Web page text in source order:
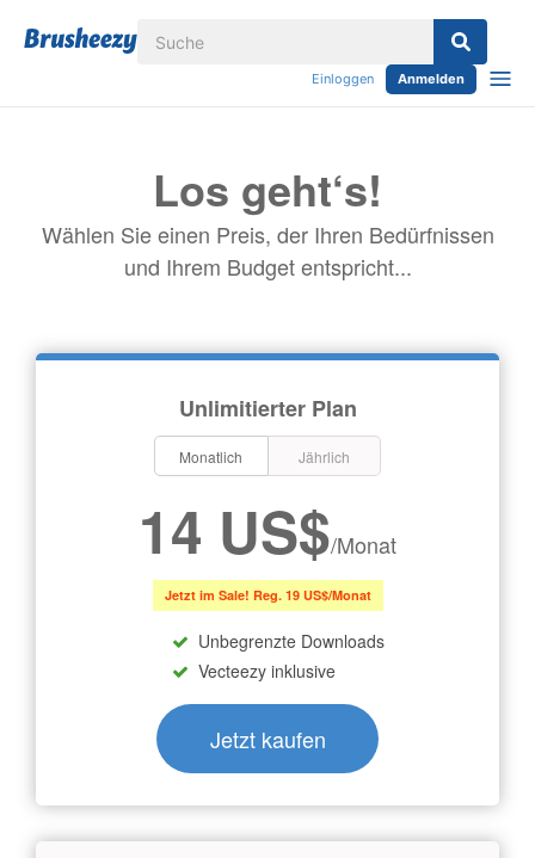
Einloggen Anmelden
Los geht‘s!
Wählen Sie einen Preis, der Ihren Bedürfnissen
und Ihrem Budget entspricht...
Unlimitierter Plan
Monatlich Jährlich
14 US$/Monat
Jetzt im Sale! Reg. 19 US$/Monat
Unbegrenzte Downloads
Vecteezy inklusive
Jetzt kaufen